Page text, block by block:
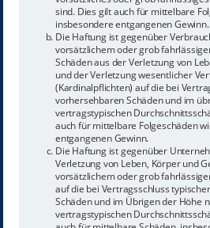
sind. Dies gilt auch für mittelbare
insbesondere entgangenen Gewinn.
Die Haftung ist gegenüber
vorsätzlichem oder grob
Schäden aus der Verletzung von
und der Verletzung wesentlicher
(Kardinalpflichten) auf die bei
vorhersehbaren Schäden und im
vertragstypischen
auch für mittelbare Folgeschäden
entgangenen Gewinn.
Die Haftung ist gegenüber
Verletzung von Leben, Körper und
vorsätzlichem oder grob
auf die bei Vertragsschluss
Schäden und im Übrigen der Höhe
vertragstypischen